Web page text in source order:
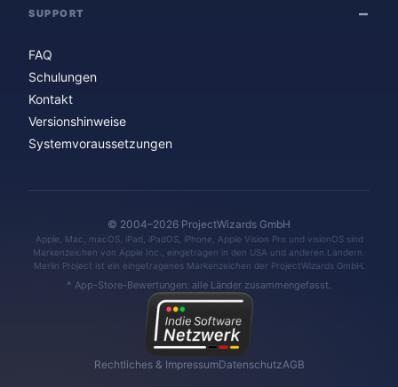
SUPPORT
FAQ
Schulungen
Kontakt
Versionshinweise
Systemvoraussetzungen
© 2004–2026 ProjectWizards GmbH
Apple, Mac, macOS, iPad, iPadOS, iPhone, Apple Vision Pro und visionOS sind
Markenzeichen von Apple Inc., eingetragen in den USA und anderen Ländern.
Merlin Project ist ein eingetragenes Markenzeichen der ProjectWizards GmbH.
* App-Store-Bewertungen: alle Länder zusammengefasst.
Rechtliches & ImpressumDatenschutzAGB